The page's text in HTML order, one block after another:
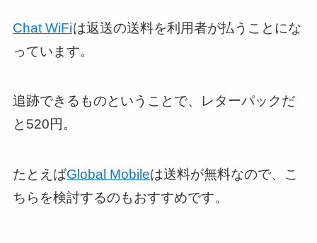
Chat WiFiは返送の送料を利用者が払うことにな
っています。
追跡できるものということで、レターパックだ
と520円。
たとえばGlobal Mobileは送料が無料なので、こ
ちらを検討するのもおすすめです。